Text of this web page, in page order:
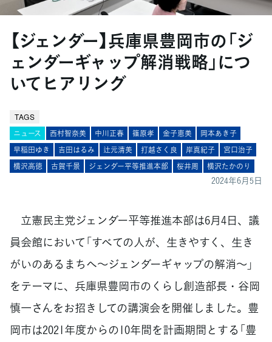
【ジェンダー】兵庫県豊岡市の「ジ
ェンダーギャップ解消戦略」につ
いてヒアリング
TAGS
ニュース 西村智奈美 中川正春 篠原孝 金子恵美
岡本あき子
早稲田ゆき
吉田はるみ 辻元清美 打越さく良 岸真紀子
宮口治子
横沢高徳
古賀千景 ジェンダー平等推進本部 桜井周 横沢たかのり
2024年6月5日
立憲民主党ジェンダー平等推進本部は6月4日、議
員会館において「すべての人が、生きやすく、生き
がいのあるまちへ～ジェンダーギャップの解消～」
をテーマに、兵庫県豊岡市のくらし創造部長・谷岡
慎一さんをお招きしての講演会を開催しました。豊
岡市は2021年度からの10年間を計画期間とする「豊